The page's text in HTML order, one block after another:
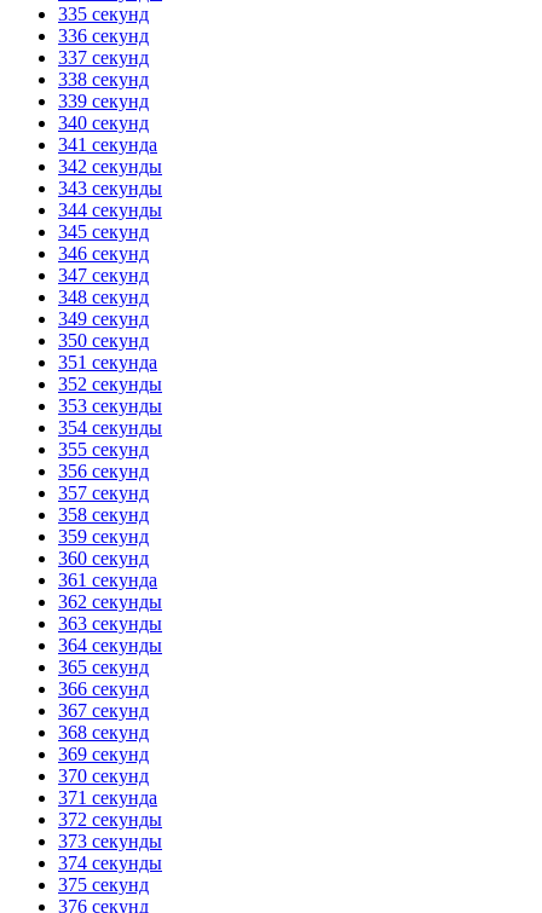
335 секунд
336 секунд
337 секунд
338 секунд
339 секунд
340 секунд
341 секунда
342 секунды
343 секунды
344 секунды
345 секунд
346 секунд
347 секунд
348 секунд
349 секунд
350 секунд
351 секунда
352 секунды
353 секунды
354 секунды
355 секунд
356 секунд
357 секунд
358 секунд
359 секунд
360 секунд
361 секунда
362 секунды
363 секунды
364 секунды
365 секунд
366 секунд
367 секунд
368 секунд
369 секунд
370 секунд
371 секунда
372 секунды
373 секунды
374 секунды
375 секунд
376 секунд